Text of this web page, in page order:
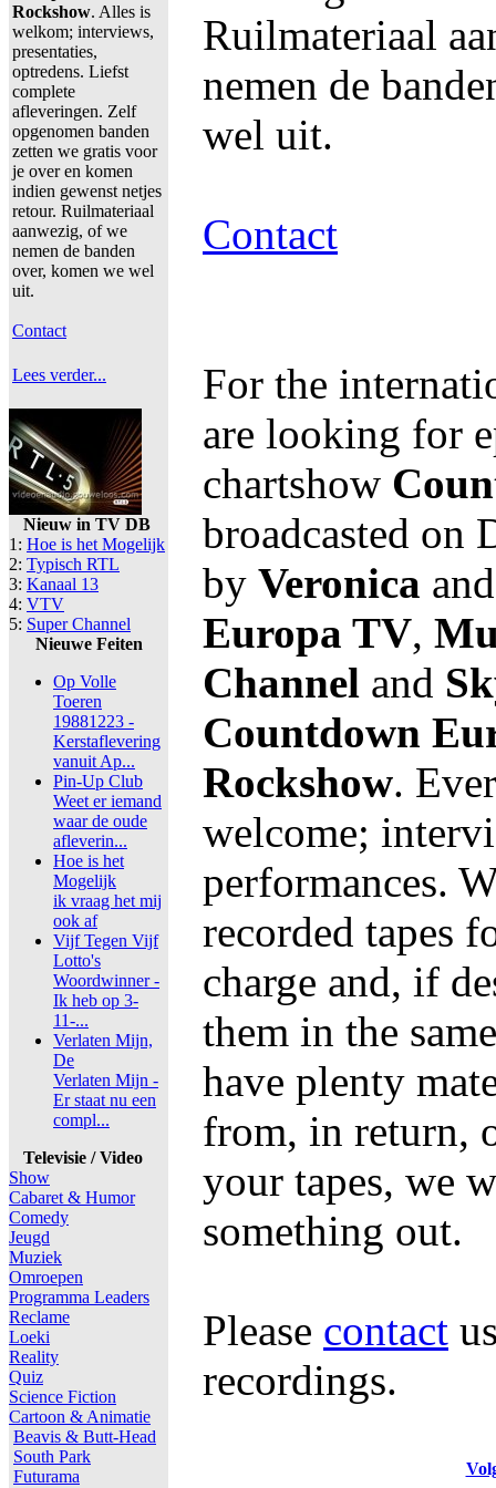
Rockshow. Alles is
welkom; interviews,
presentaties,
optredens. Liefst
complete
afleveringen. Zelf
opgenomen banden
zetten we gratis voor
je over en komen
indien gewenst netjes
retour. Ruilmateriaal
aanwezig, of we
nemen de banden
over, komen we wel
uit.
Contact
Lees verder...
Nieuw in TV DB
1: Hoe is het Mogelijk
2: Typisch RTL
3: Kanaal 13
4: VTV
5: Super Channel
Nieuwe Feiten
Op Volle
Toeren
19881223 -
Kerstaflevering
vanuit Ap...
Pin-Up Club
Weet er iemand
waar de oude
afleverin...
Hoe is het
Mogelijk
ik vraag het mij
ook af
Vijf Tegen Vijf
Lotto's
Woordwinner -
Ik heb op 3-
11-...
Verlaten Mijn,
De
Verlaten Mijn -
Er staat nu een
compl...
Televisie / Video
Show
Cabaret & Humor
Comedy
Jeugd
Muziek
Omroepen
Programma Leaders
Reclame
Loeki
Reality
Quiz
Science Fiction
Cartoon & Animatie
Beavis & Butt-Head
South Park
Futurama
Ruilmateriaal
nemen de
wel uit.
Contact
For the
are looking for
chartshow
broadcasted on
by Veronica
Europa TV,
Channel and
Countdown
Rockshow.
welcome;
performances.
recorded tapes
charge and, if
them in the
have plenty
from, in return,
your tapes, we
something out.
Please contact
recordings.